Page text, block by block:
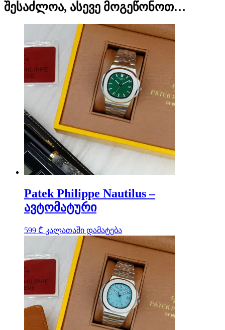
შესაძლოა, ასევე მოგეწონოთ…
Patek Philippe Nautilus –
ავტომატური
599 ₾ კალათაში დამატება